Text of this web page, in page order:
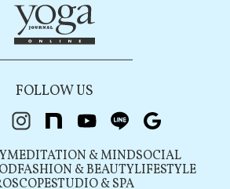
FOLLOW US
X（旧Twitter）
instagram
note youtubeline
MEDITATION & MINDSOCIAL
FASHION & BEAUTYLIFESTYLE
STUDIO & SPA